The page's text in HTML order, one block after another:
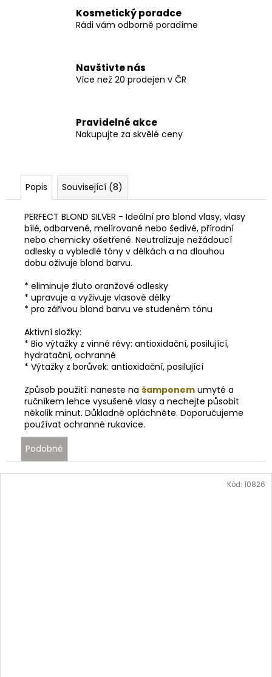
Kosmetický poradce
Rádi vám odborně poradíme
Navštivte nás
Více než 20 prodejen v ČR
Pravidelné akce
Nakupujte za skvělé ceny
Popis Související (8)
PERFECT BLOND SILVER - Ideální pro blond vlasy, vlasy
bílé, odbarvené, melírované nebo šedivé, přírodní
nebo chemicky ošetřené. Neutralizuje nežádoucí
odlesky a vybledlé tóny v délkách a na dlouhou
dobu oživuje blond barvu.
* eliminuje žluto oranžové odlesky
* upravuje a vyživuje vlasové délky
* pro zářivou blond barvu ve studeném tónu
Aktivní složky:
* Bio výtažky z vinné révy: antioxidační, posilující,
hydratační, ochranné
* Výtažky z borůvek: antioxidační, posilující
Způsob použití: naneste na šamponem umyté a
ručníkem lehce vysušené vlasy a nechejte působit
několik minut. Důkladně opláchněte. Doporučujeme
používat ochranné rukavice.
Podobné
Kód: 10826